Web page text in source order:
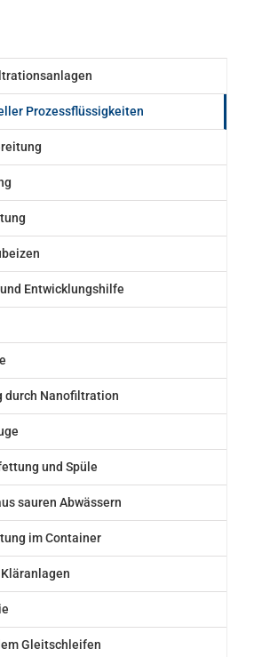
Prozessflüssigkeiten
Entwicklungshilfe
durch Nanofiltration
und Spüle
sauren Abwässern
im Container
Gleitschleifen